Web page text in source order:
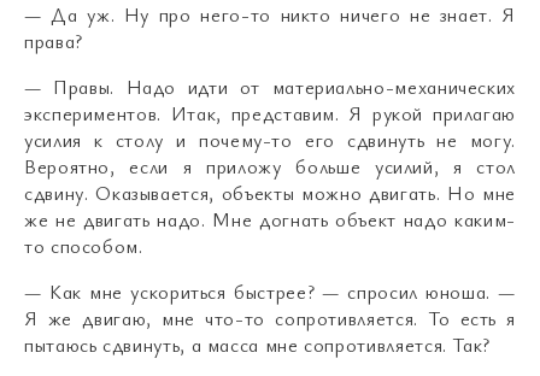
— Да уж. Ну про него-то никто ничего не знает. Я
права?
— Правы. Надо идти от материально-механических
экспериментов. Итак, представим. Я рукой прилагаю
усилия к столу и почему-то его сдвинуть не могу.
Вероятно, если я приложу больше усилий, я стол
сдвину. Оказывается, объекты можно двигать. Но мне
же не двигать надо. Мне догнать объект надо каким-
то способом.
— Как мне ускориться быстрее? — спросил юноша. —
Я же двигаю, мне что-то сопротивляется. То есть я
пытаюсь сдвинуть, а масса мне сопротивляется. Так?